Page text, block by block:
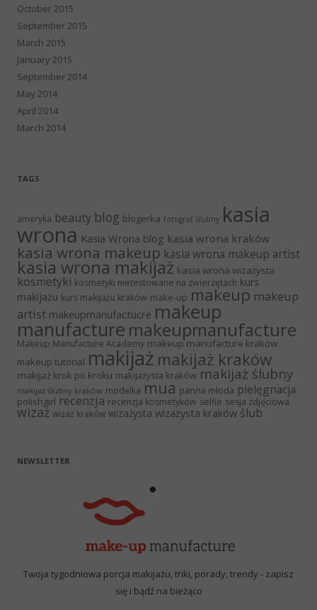
October 2015
September 2015
March 2015
January 2015
September 2014
May 2014
April 2014
March 2014
TAGS
ameryka beauty blog blogerka fotograf ślubny kasia
wrona Kasia Wrona blog kasia wrona kraków
kasia wrona makeup kasia wrona makeup artist
kasia wrona makijaż kasia wrona wizażysta
kosmetyki kosmetyki nietestowane na zwierzętach kurs
makijażu kurs makijażu kraków make-up makeup makeup
artist makeupmanufactucre makeup
manufacture makeupmanufacture
Makeup Manufacture Academy makeup manufacture kraków
makeup tutorial makijaż makijaż kraków
makijaż krok po kroku makijażysta kraków makijaż ślubny
makijaż ślubny kraków modelka mua panna młoda pielęgnacja
polishgirl recenzja recenzja kosmetyków selfie sesja zdjęciowa
wizaż wizaż kraków wizażysta wizażysta kraków ślub
NEWSLETTER
Twoja tygodniowa porcja makijażu, triki, porady, trendy - zapisz
się i bądź na bieżąco